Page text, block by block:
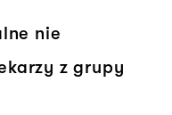
nie
z grupy